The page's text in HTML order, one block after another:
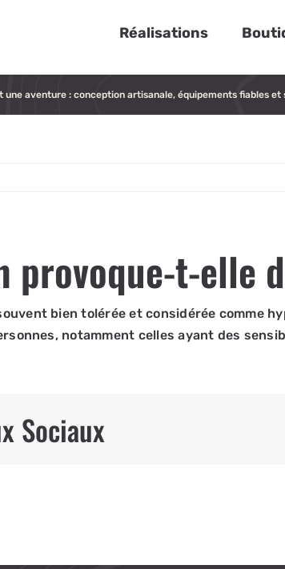
Réalisations
une aventure : conception artisanale, équipements fiables
provoque-t-elle
bien tolérée et considérée comme
notamment celles ayant des
Sociaux